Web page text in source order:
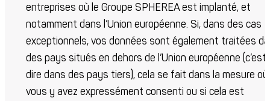
entreprises où le Groupe SPHEREA est implanté, et
notamment dans l’Union européenne. Si, dans des cas
exceptionnels, vos données sont également traitées
des pays situés en dehors de l’Union européenne
dire dans des pays tiers), cela se fait dans la mesure où
vous y avez expressément consenti ou si cela est